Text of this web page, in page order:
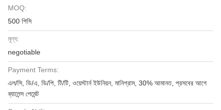
MOQ:
500 পিসি
মূল্য:
negotiable
Payment Terms:
এল/সি, ডি/এ, ডি/পি, টি/টি, ওয়েস্টার্ন ইউনিয়ন, মানিগ্রাম, 30% আমানত, প্রসবের আগে
ব্যালেন্স পেমেন্ট